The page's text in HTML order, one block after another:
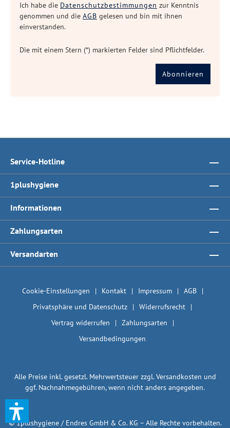
Ich habe die Datenschutzbestimmungen zur Kenntnis
genommen und die AGB gelesen und bin mit ihnen
einverstanden.
Die mit einem Stern (*) markierten Felder sind Pflichtfelder.
Abonnieren
Service-Hotline
1plushygiene
Informationen
Zahlungsarten
Versandarten
Cookie-Einstellungen Kontakt Impressum
AGB
Privatsphäre und Datenschutz
Widerrufsrecht
Vertrag widerrufen
Zahlungsarten
Versandbedingungen
Alle Preise inkl. gesetzl. Mehrwertsteuer zzgl.Versandkosten und
ggf. Nachnahmegebühren, wenn nicht anders angegeben.
© 1plushygiene / Endres GmbH & Co. KG – Alle Rechte vorbehalten.